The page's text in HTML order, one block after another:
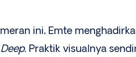
ini, Emte
. Praktik visualnya